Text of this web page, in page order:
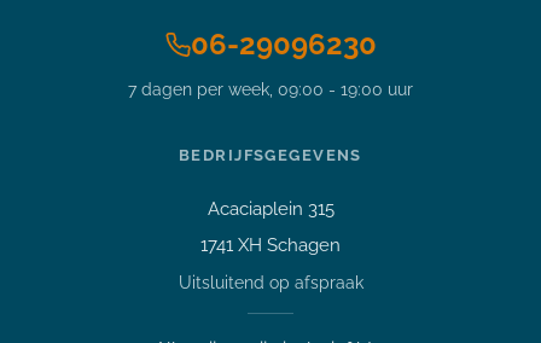
06-29096230
7 dagen per week, 09:00 - 19:00 uur
BEDRIJFSGEGEVENS
Acaciaplein 315
1741 XH Schagen
Uitsluitend op afspraak
Stel je vraag over dit
i7-8665U 4.8GHz 16GB 256GB
Welk apparaat past bij mij?
Afspraak maken
Afhalen of bezichtigen